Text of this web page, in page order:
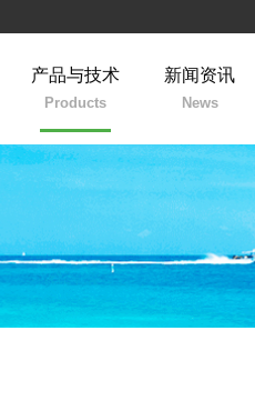
产品与技术
Products
新闻资讯
News